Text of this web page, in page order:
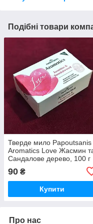
Подібні товари
Тверде мило Papoutsanis
Aromatics Love Жасмин
Сандалове дерево, 100 г
90 ₴
Купити
Про нас